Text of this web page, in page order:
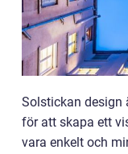
Solstickan design
för att skapa ett
vara enkelt och